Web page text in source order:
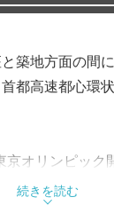
築地方面の間
都高速都心環
オリンピック
㎡。高層ビ
感じられ、東
続きを読む